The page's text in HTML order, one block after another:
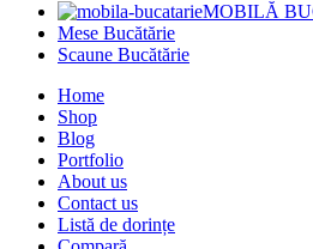
MOBILĂ
Mese Bucătărie
Scaune Bucătărie
Home
Shop
Blog
Portfolio
About us
Contact us
Listă de dorințe